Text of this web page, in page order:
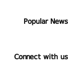
Popular News
Connect with us